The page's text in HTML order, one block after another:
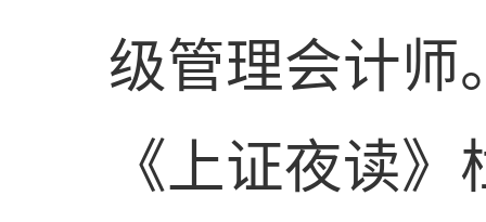
级管理会计师
《上证夜读